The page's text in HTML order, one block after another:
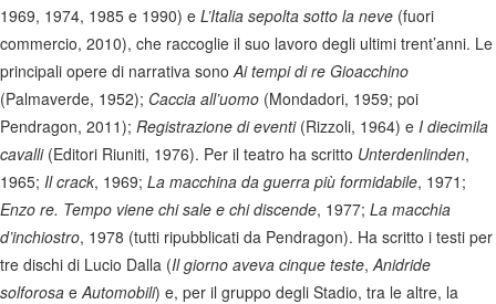
1969, 1974, 1985 e 1990) e L’Italia sepolta sotto la neve (fuori
commercio, 2010), che raccoglie il suo lavoro degli ultimi trent’anni. Le
principali opere di narrativa sonoAi tempi di re Gioacchino
(Palmaverde, 1952); Caccia all’uomo (Mondadori, 1959; poi
Pendragon, 2011); Registrazione di eventi(Rizzoli, 1964) e I diecimila
cavalli(Editori Riuniti, 1976). Per il teatro ha scritto Unterdenlinden,
1965; Il crack, 1969; La macchina da guerra più formidabile, 1971;
Enzo re. Tempo viene chi sale e chi discende, 1977; La macchia
d’inchiostro, 1978 (tutti ripubblicati da Pendragon). Ha scritto i testi per
tre dischi di Lucio Dalla (Il giorno aveva cinque teste,Anidride
solforosa eAutomobili) e, per il gruppo degli Stadio, tra le altre, la